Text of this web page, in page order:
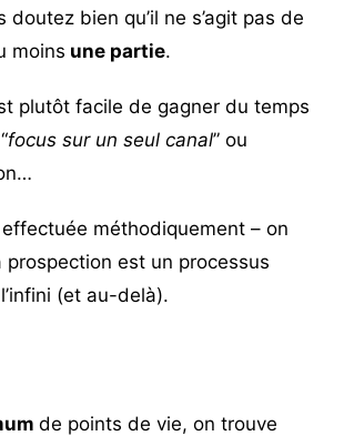
doutez bien qu’il ne s’agit pas de
moins une partie.
plutôt facile de gagner du temps
focus sur un seul canal” ou
méthodiquement – on
prospection est un processus
(et au-delà).
de points de vie, on trouve